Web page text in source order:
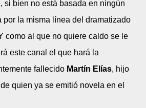
si bien no está basada en ningún
por la misma línea del dramatizado
como al que no quiere caldo se le
este canal el que hará la
fallecido Martín Elías, hijo
quien ya se emitió novela en el